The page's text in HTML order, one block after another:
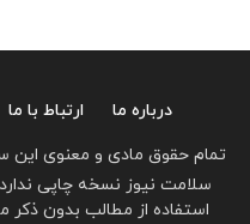
درباره ما ارتباط با ما
تمام حقوق مادی و معنوی این
سلامت نیوز نسخه چاپی
استفاده از مطالب بدون ذکر